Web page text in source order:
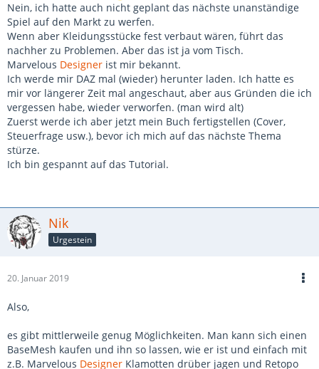
Nein, ich hatte auch nicht geplant das nächste unanständige
Spiel auf den Markt zu werfen.
Wenn aber Kleidungsstücke fest verbaut wären, führt das
nachher zu Problemen. Aber das ist ja vom Tisch.
Marvelous Designer ist mir bekannt.
Ich werde mir DAZ mal (wieder) herunter laden. Ich hatte es
mir vor längerer Zeit mal angeschaut, aber aus Gründen die ich
vergessen habe, wieder verworfen. (man wird alt)
Zuerst werde ich aber jetzt mein Buch fertigstellen (Cover,
Steuerfrage usw.), bevor ich mich auf das nächste Thema
stürze.
Ich bin gespannt auf das Tutorial.
Nik
Urgestein
20. Januar 2019
Also,
es gibt mittlerweile genug Möglichkeiten. Man kann sich einen
BaseMesh kaufen und ihn so lassen, wie er ist und einfach mit
z.B. Marvelous Designer Klamotten drüber jagen und Retopo